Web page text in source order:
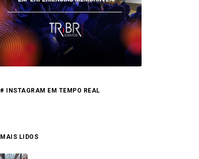
# INSTAGRAM EM TEMPO REAL
MAIS LIDOS